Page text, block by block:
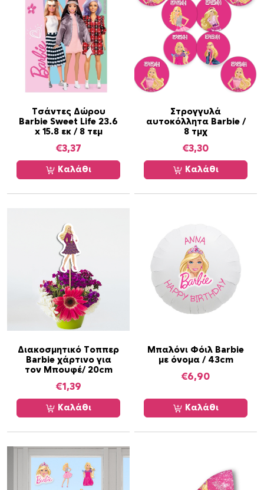
Τσάντες Δώρου
Barbie Sweet Life 23.6
x 15.8 εκ / 8 τεμ
€3,37
Καλάθι
Στρογγυλά
αυτοκόλλητα Barbie /
8 τμχ
€3,30
Καλάθι
Διακοσμητικό Τοππερ
Barbie χάρτινο για
τον Μπουφέ/ 20cm
€1,39
Καλάθι
Μπαλόνι Φόιλ Barbie
με όνομα / 43cm
€6,90
Καλάθι